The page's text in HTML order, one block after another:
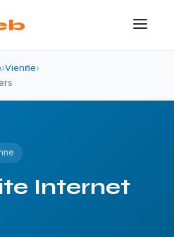
›Vienne›
Internet